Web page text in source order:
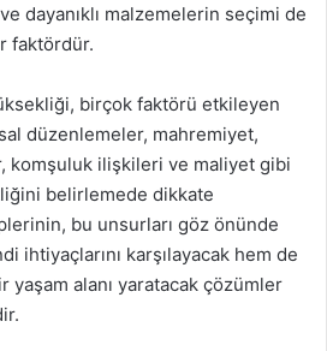
dayanıklı malzemelerin seçimi de
faktördür.
birçok faktörü etkileyen
düzenlemeler, mahremiyet,
komşuluk ilişkileri ve maliyet gibi
belirlemede dikkate
bu unsurları göz önünde
ihtiyaçlarını karşılayacak hem de
yaşam alanı yaratacak çözümler